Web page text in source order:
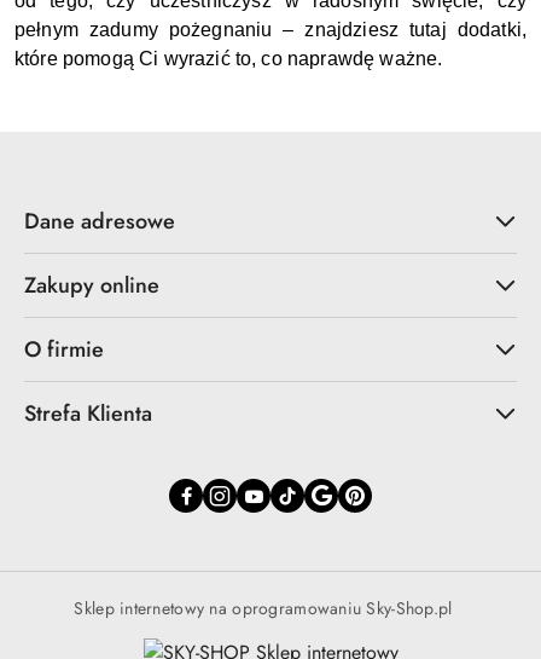
pełnym zadumy pożegnaniu – znajdziesz tutaj dodatki,
które pomogą Ci wyrazić to, co naprawdę ważne.
Dane adresowe
Zakupy online
O firmie
Strefa Klienta
Sklep internetowy na oprogramowaniu Sky-Shop.pl